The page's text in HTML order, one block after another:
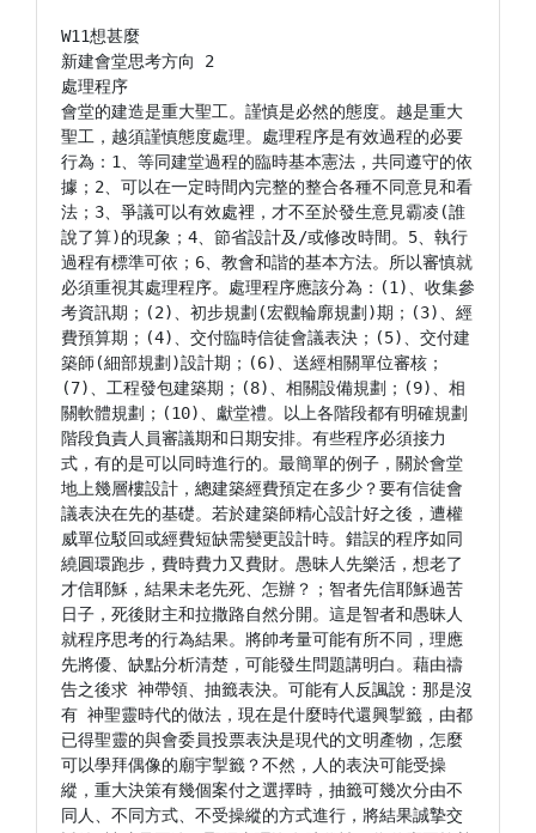
W11想甚麼
新建會堂思考方向 2
處理程序
會堂的建造是重大聖工。謹慎是必然的態度。越是重大
聖工，越須謹慎態度處理。處理程序是有效過程的必要
行為：1、等同建堂過程的臨時基本憲法，共同遵守的依
據；2、可以在一定時間內完整的整合各種不同意見和看
法；3、爭議可以有效處裡，才不至於發生意見霸凌(誰
說了算)的現象；4、節省設計及/或修改時間。5、執行
過程有標準可依；6、教會和諧的基本方法。所以審慎就
必須重視其處理程序。處理程序應該分為：(1)、收集參
考資訊期；(2)、初步規劃(宏觀輪廓規劃)期；(3)、經
費預算期；(4)、交付臨時信徒會議表決；(5)、交付建
築師(細部規劃)設計期；(6)、送經相關單位審核；
(7)、工程發包建築期；(8)、相關設備規劃；(9)、相
關軟體規劃；(10)、獻堂禮。以上各階段都有明確規劃
階段負責人員審議期和日期安排。有些程序必須接力
式，有的是可以同時進行的。最簡單的例子，關於會堂
地上幾層樓設計，總建築經費預定在多少？要有信徒會
議表決在先的基礎。若於建築師精心設計好之後，遭權
威單位駁回或經費短缺需變更設計時。錯誤的程序如同
繞圓環跑步，費時費力又費財。愚昧人先樂活，想老了
才信耶穌，結果未老先死、怎辦？；智者先信耶穌過苦
日子，死後財主和拉撒路自然分開。這是智者和愚昧人
就程序思考的行為結果。將帥考量可能有所不同，理應
先將優、缺點分析清楚，可能發生問題講明白。藉由禱
告之後求 神帶領、抽籤表決。可能有人反諷說：那是沒
有 神聖靈時代的做法，現在是什麼時代還興掣籤，由都
已得聖靈的與會委員投票表決是現代的文明產物，怎麼
可以學拜偶像的廟宇掣籤？不然，人的表決可能受操
縱，重大決策有幾個案付之選擇時，抽籤可幾次分由不
同人、不同方式、不受操縱的方式進行，將結果誠摯交